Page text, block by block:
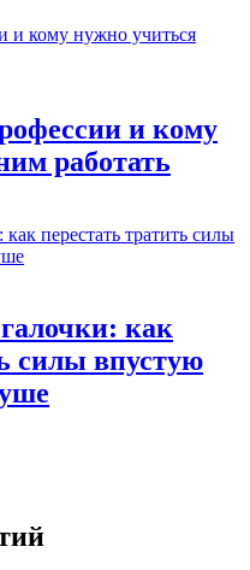
и кому
работать
как
силы впустую